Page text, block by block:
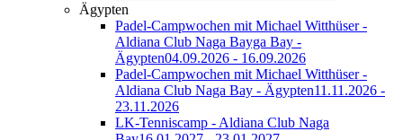
Ägypten
Padel-Campwochen mit Michael Witthüser -
Aldiana Club Naga Bayga Bay -
Ägypten04.09.2026 - 16.09.2026
Padel-Campwochen mit Michael Witthüser -
Aldiana Club Naga Bay - Ägypten11.11.2026 -
23.11.2026
LK-Tenniscamp - Aldiana Club Naga